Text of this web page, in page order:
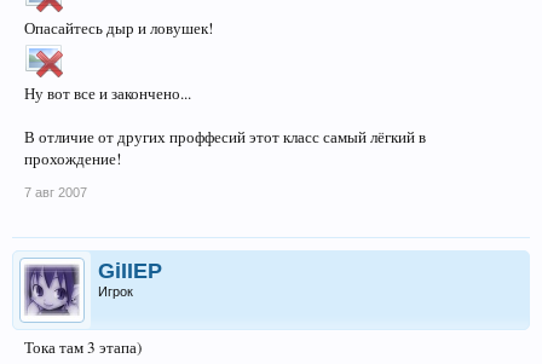
Опасайтесь дыр и ловушек!
Ну вот все и закончено...
В отличие от других проффесий этот класс самый лёгкий в
прохождение!
7 авг 2007
GiIIEP
Игрок
Тока там 3 этапа)